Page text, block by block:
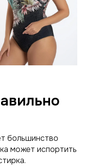
большинство
может испортить